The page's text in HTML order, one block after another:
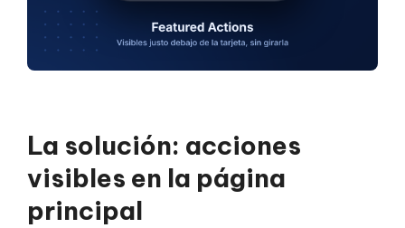
La solución: acciones
visibles en la página
principal